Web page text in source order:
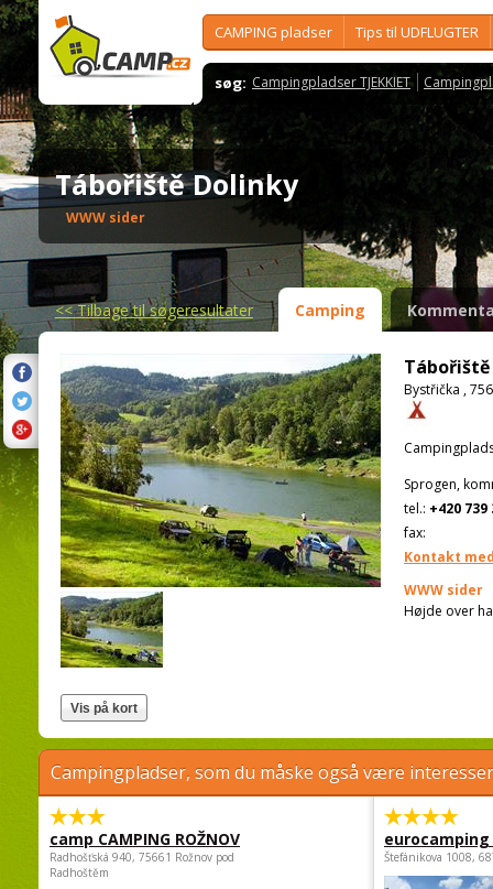
CAMPING pladser Tips til UDFLUGTER
søg: Campingpladser TJEKKIET
Tábořiště Dolinky
WWW sider
<<Tilbage til søgeresultater Camping
Bystřička ,
Sprogen,
tel.: +420 739
fax:
Kontakt
WWW sider
Højde over
Campingpladser, som du måske også være
camp CAMPING ROŽNOV
Radhošťská 940, 75661 Rožnov pod
Radhoštěm
Štefánikova 1008,